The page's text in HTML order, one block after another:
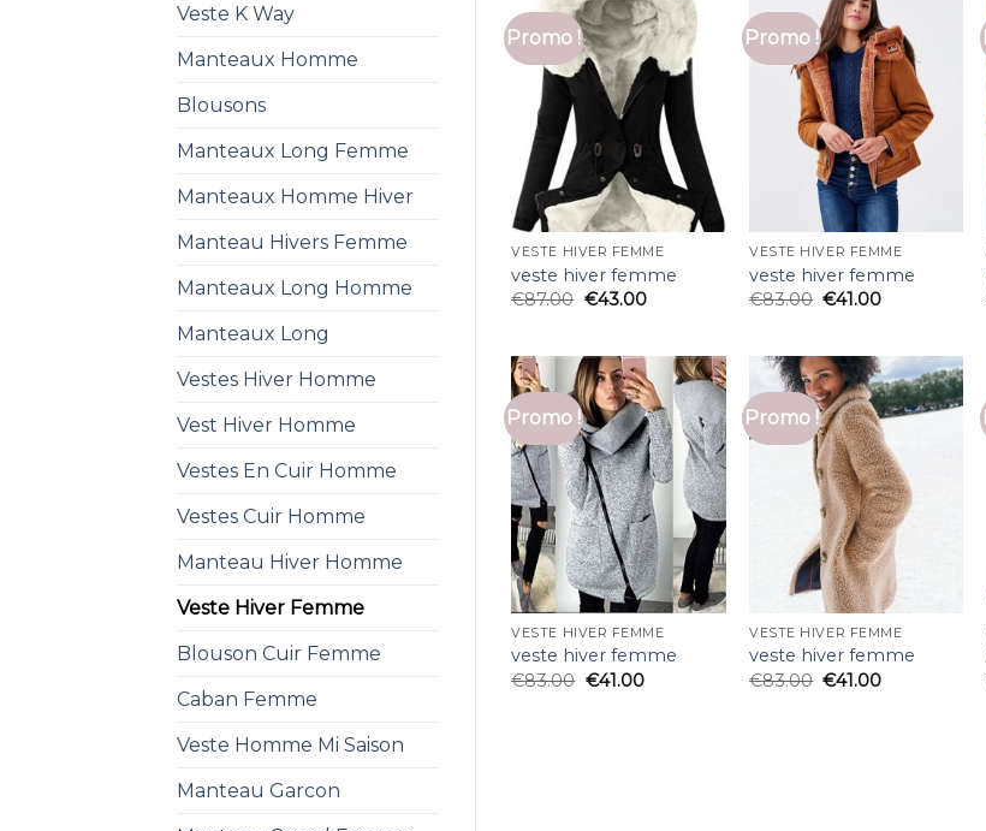
Veste K Way
Manteaux Homme
Blousons
Manteaux Long Femme
Manteaux Homme Hiver
Manteau Hivers Femme
Manteaux Long Homme
Manteaux Long
Vestes Hiver Homme
Vest Hiver Homme
Vestes En Cuir Homme
Vestes Cuir Homme
Manteau Hiver Homme
Veste Hiver Femme
Blouson Cuir Femme
Caban Femme
Veste Homme Mi Saison
Manteau Garcon
Promo !
VESTE HIVER FEMME
veste hiver femme
€87.00 €43.00
Promo !
VESTE HIVER FEMME
veste hiver femme
€83.00 €41.00
Promo !
VESTE HIVER FEMME
veste hiver femme
€83.00 €41.00
Promo !
VESTE HIVER FEMME
veste hiver femme
€83.00 €41.00